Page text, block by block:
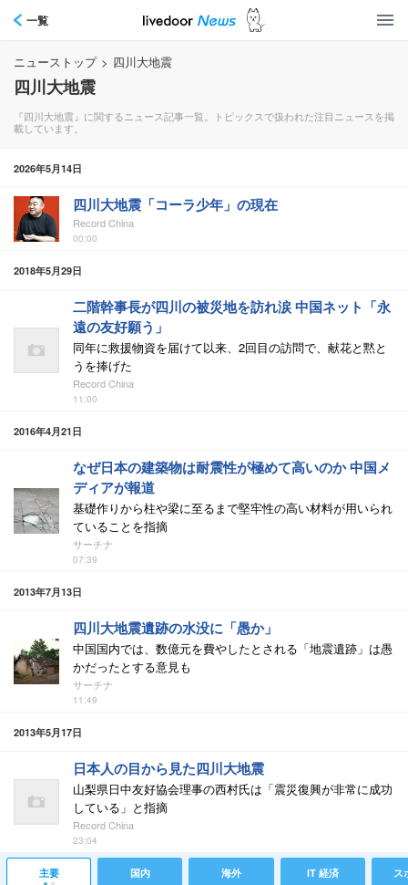
一覧
ニューストップ > 四川大地震
四川大地震
『四川大地震』に関するニュース記事一覧。トピックスで扱われた注目ニュースを掲
載しています。
2026年5月14日
四川大地震「コーラ少年」の現在
Record China
00:00
2018年5月29日
二階幹事長が四川の被災地を訪れ涙 中国ネット「永
遠の友好願う」
同年に救援物資を届けて以来、2回目の訪問で、献花と黙と
うを捧げた
Record China
11:00
2016年4月21日
なぜ日本の建築物は耐震性が極めて高いのか 中国メ
ディアが報道
基礎作りから柱や梁に至るまで堅牢性の高い材料が用いられ
ていることを指摘
サーチナ
07:39
2013年7月13日
四川大地震遺跡の水没に「愚か」
中国国内では、数億元を費やしたとされる「地震遺跡」は愚
かだったとする意見も
サーチナ
11:49
2013年5月17日
日本人の目から見た四川大地震
山梨県日中友好協会理事の西村氏は「震災復興が非常に成功
している」と指摘
Record China
23:04
主要 国内 海外 IT 経済 ス